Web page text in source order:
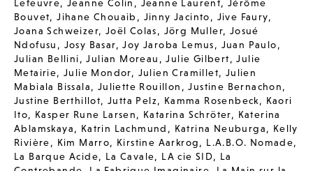
Lefeuvre,Jeanne Colin , Jeanne Laurent,Jérôme
Bouvet,Jihane Chouaib , Jinny Jacinto, Jive Faury,
Joana Schweizer, Joël Colas, Jörg Muller, Josué
Ndofusu , Josy Basar,Joy Jaroba Lemus, Juan Paulo,
Julian Bellini,Julian Moreau ,Julie Gilbert,Julie
Metairie,Julie Mondor, Julien Cramillet, Julien
Mabiala Bissala, Juliette Rouillon ,Justine Bernachon,
Justine Berthillot,Jutta Pelz, Kamma Rosenbeck, Kaori
Ito, Kasper Rune Larsen, Katarina Schröter, Katerina
Ablamskaya, Katrin Lachmund , Katrina Neuburga, Kelly
Rivière, Kim Marro, Kirstine Aarkrog, L.A.B.O. Nomade,
La Barque Acide, La Cavale, LA cie SID, La